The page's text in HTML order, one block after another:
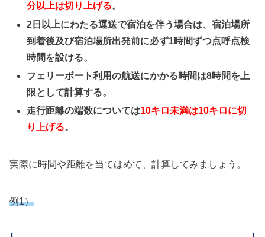
分以上は切り上げる。
2日以上にわたる運送で宿泊を伴う場合は、宿泊場所
到着後及び宿泊場所出発前に必ず1時間ずつ点呼点検
時間を設ける。
フェリーボート利用の航送にかかる時間は8時間を上
限として計算する。
走行距離の端数については10キロ未満は10キロに切
り上げる。
実際に時間や距離を当てはめて、計算してみましょう。
例1）